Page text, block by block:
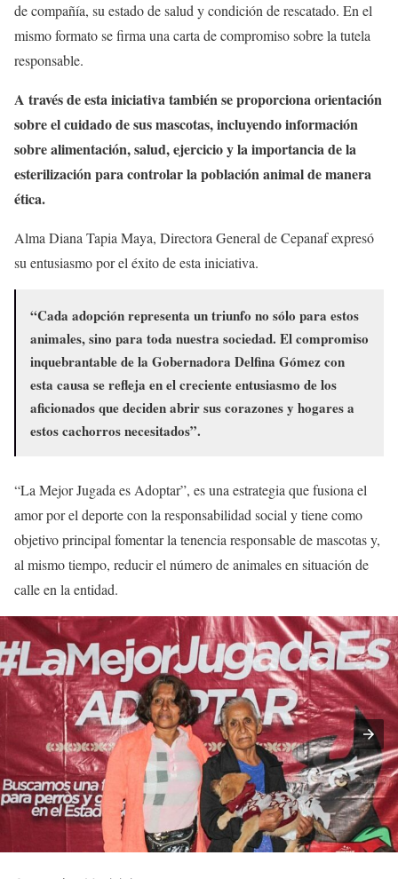
de compañía, su estado de salud y condición de rescatado. En el
mismo formato se firma una carta de compromiso sobre la tutela
responsable.
A través de esta iniciativa también se proporciona orientación
sobre el cuidado de sus mascotas, incluyendo información
sobre alimentación, salud, ejercicio y la importancia de la
esterilización para controlar la población animal de manera
ética.
Alma Diana Tapia Maya, Directora General de Cepanaf expresó
su entusiasmo por el éxito de esta iniciativa.
“Cada adopción representa un triunfo no sólo para estos
animales, sino para toda nuestra sociedad. El compromiso
inquebrantable de la Gobernadora Delfina Gómez con
esta causa se refleja en el creciente entusiasmo de los
aficionados que deciden abrir sus corazones y hogares a
estos cachorros necesitados”.
“La Mejor Jugada es Adoptar”, es una estrategia que fusiona el
amor por el deporte con la responsabilidad social y tiene como
objetivo principal fomentar la tenencia responsable de mascotas y,
al mismo tiempo, reducir el número de animales en situación de
calle en la entidad.